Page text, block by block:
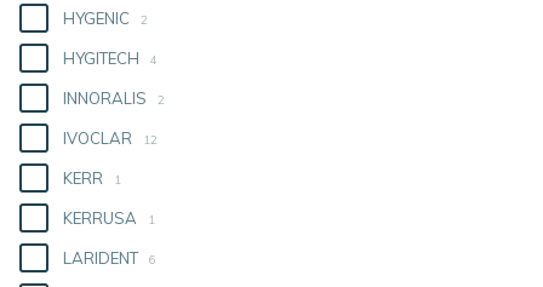
HYGENIC 2
HYGITECH 4
INNORALIS 2
IVOCLAR 12
KERR 1
KERRUSA 1
LARIDENT 6